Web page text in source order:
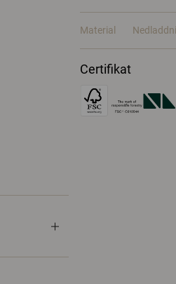
Material
Certifikat